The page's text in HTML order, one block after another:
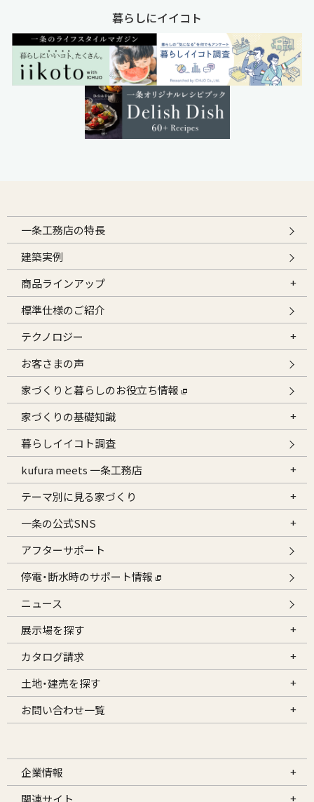
暮らしにイイコト
一条工務店の特長
建築実例
商品ラインアップ
標準仕様のご紹介
テクノロジー
お客さまの声
家づくりと暮らしのお役立ち情報
家づくりの基礎知識
暮らしイイコト調査
kufura meets 一条工務店
テーマ別に見る家づくり
一条の公式SNS
アフターサポート
停電・断水時のサポート情報
ニュース
展示場を探す
カタログ請求
土地・建売を探す
お問い合わせ一覧
企業情報
関連サイト